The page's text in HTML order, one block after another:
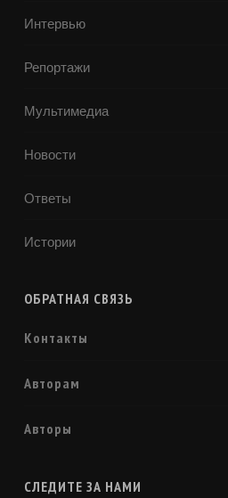
Интервью
Репортажи
Мультимедиа
Новости
Ответы
Истории
ОБРАТНАЯ СВЯЗЬ
Контакты
Авторам
Авторы
СЛЕДИТЕ ЗА НАМИ